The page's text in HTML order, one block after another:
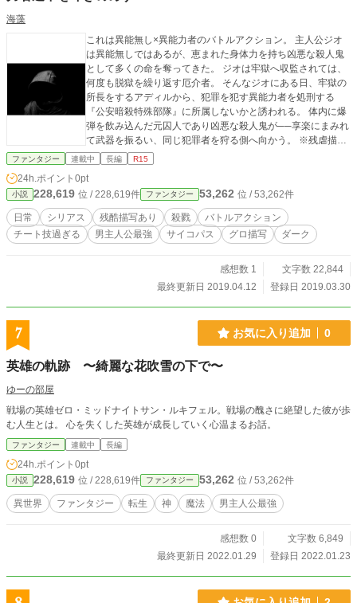
海藻
これは異能無し×異能力者のバトルアクション。 主人公ジオ
は異能無しではあるが、恵まれた身体力を持ち凶悪な殺人鬼
として多くの命を奪ってきた。 ジオは牢獄へ収監されては、
何度も脱獄を繰り返す厄介者。 そんなジオにある日、牢獄の
所長をするアディルから、犯罪を犯す異能力者を処刑する
『公安暗殺特殊部隊』に所属しないかと誘われる。 体内に爆
弾を飲み込んだ元囚人であり凶悪な殺人鬼が──享楽にまみれ
て武器を振るい、同じ犯罪者を狩る側へ向かう。 ※残虐描
写、サイコパスや暴力描写があるのでご注意下さい※ 副題付
ファンタジー 連載中 長編 R15
24h.ポイント 0pt
小説 228,619 位 / 228,619件 ファンタジー 53,262 位 / 53,262件
日常 シリアス 残酷描写あり 殺戮
バトルアクション
チート技過ぎる
男主人公最強 サイコパス グロ描写 ダーク
感想数 1
文字数 22,844
最終更新日 2019.04.12
登録日 2019.03.30
7 お気に入り追加 0
英雄の軌跡 〜綺麗な花吹雪の下で〜
ゆーの部屋
戦場の英雄ゼロ・ミッドナイトサン・ルキフェル。戦場の醜さに絶望した彼が歩
む人生とは。 心を失くした英雄が成長していく心温まるお話。
ファンタジー 連載中 長編
24h.ポイント 0pt
小説 228,619 位 / 228,619件 ファンタジー 53,262 位 / 53,262件
異世界 ファンタジー 転生 神 魔法 男主人公最強
感想数 0
文字数 6,849
最終更新日 2022.01.29
登録日 2022.01.23